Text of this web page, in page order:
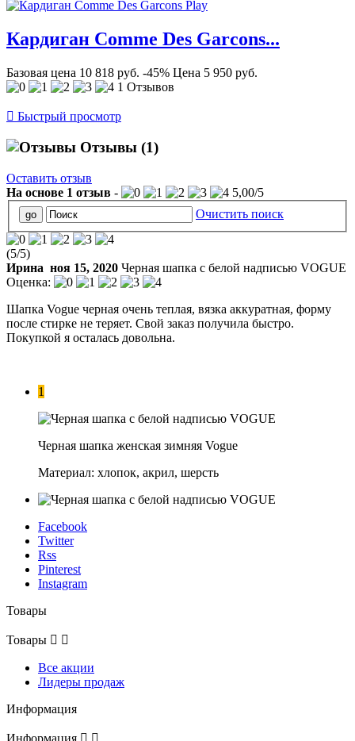
Кардиган Comme Des Garcons...
Базовая цена 10 818 руб. -45% Цена 5 950 руб.
1 Отзывов
 Быстрый просмотр
Отзывы (1)
Оставить отзыв
На основе 1 отзыв - 5,00/5
Очистить поиск
(5/5)
Ирина ноя 15, 2020 Черная шапка с белой надписью VOGUE
Оценка:
Шапка Vogue черная очень теплая, вязка аккуратная, форму
после стирке не теряет. Свой заказ получила быстро.
Покупкой я осталась довольна.
1
Черная шапка женская зимняя Vogue
Материал: хлопок, акрил, шерсть
Facebook
Twitter
Rss
Pinterest
Instagram
Товары
Товары  
Все акции
Лидеры продаж
Информация
Информация  